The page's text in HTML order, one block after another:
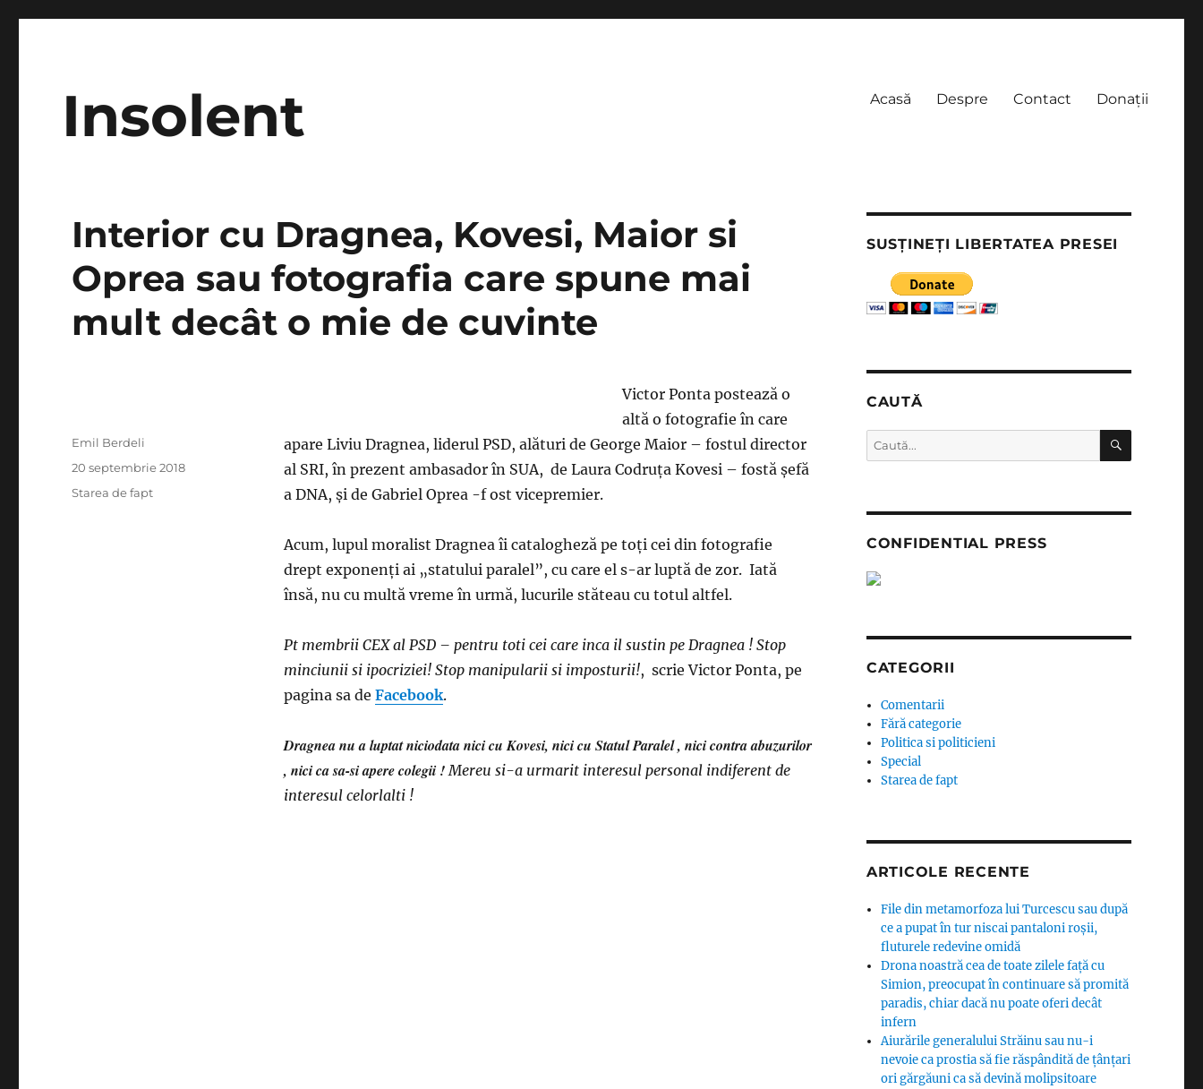
Insolent Acasă Despre Contact Donații
Interior cu Dragnea, Kovesi, Maior si
Oprea sau fotografia care spune mai
mult decât o mie de cuvinte
Victor Ponta postează o
altă o fotografie în care
apare Liviu Dragnea, liderul PSD, alături de George Maior – fostul director
al SRI, în prezent ambasador în SUA, de Laura Codruța Kovesi – fostă şefă
a DNA, și de Gabriel Oprea -f ost vicepremier.
Acum, lupul moralist Dragnea îi catalogheză pe toţi cei din fotografie
drept exponenţi ai „statului paralel”, cu care el s-ar luptă de zor. Iată
însă, nu cu multă vreme în urmă, lucurile stăteau cu totul altfel.
Pt membrii CEX al PSD – pentru toti cei care inca il sustin pe Dragnea ! Stop
minciunii si ipocriziei! Stop manipularii si imposturii!, scrie Victor Ponta, pe
pagina sa de Facebook.
Dragnea nu a luptat niciodata nici cu Kovesi, nici cu Statul Paralel , nici contra abuzurilor
, nici ca sa-si apere colegii !Mereu si-a urmarit interesul personal indiferent de
interesul celorlalti !
Autor
Emil Berdeli
Publicat
20 septembrie 2018
Categorii
Starea de fapt
SUSȚINEȚI LIBERTATEA PRESEI
CAUTĂ
Caută
după:
CĂUTARE
CONFIDENTIAL PRESS
CATEGORII
Comentarii
Fără categorie
Politica si politicieni
Special
Starea de fapt
ARTICOLE RECENTE
File din metamorfoza lui Turcescu sau după
ce a pupat în tur niscai pantaloni roșii,
fluturele redevine omidă
Drona noastră cea de toate zilele față cu
Simion, preocupat în continuare să promită
paradis, chiar dacă nu poate oferi decât
infern
Aiurările generalului Străinu sau nu-i
nevoie ca prostia să fie răspândită de țânțari
ori gărgăuni ca să devină molipsitoare